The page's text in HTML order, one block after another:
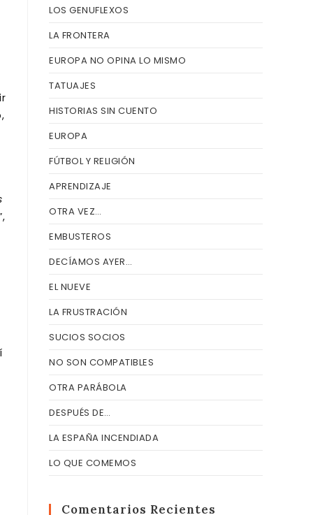
LOS GENUFLEXOS
LA FRONTERA
EUROPA NO OPINA LO MISMO
TATUAJES
HISTORIAS SIN CUENTO
EUROPA
FÚTBOL Y RELIGIÓN
APRENDIZAJE
OTRA VEZ…
EMBUSTEROS
DECÍAMOS AYER…
EL NUEVE
LA FRUSTRACIÓN
SUCIOS SOCIOS
NO SON COMPATIBLES
OTRA PARÁBOLA
DESPUÉS DE…
LA ESPAÑA INCENDIADA
LO QUE COMEMOS
Comentarios Recientes